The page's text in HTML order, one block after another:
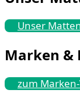
Unser
Marken &
zum